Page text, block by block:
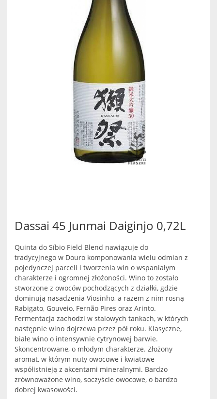
Dassai 45 Junmai Daiginjo 0,72L
Quinta do Síbio Field Blend nawiązuje do
tradycyjnego w Douro komponowania wielu odmian z
pojedynczej parceli i tworzenia win o wspaniałym
charakterze i ogromnej złożoności. Wino to zostało
stworzone z owoców pochodzących z działki, gdzie
dominują nasadzenia Viosinho, a razem z nim rosną
Rabigato, Gouveio, Fernão Pires oraz Arinto.
Fermentacja zachodzi w stalowych tankach, w których
następnie wino dojrzewa przez pół roku. Klasyczne,
białe wino o intensywnie cytrynowej barwie.
Skoncentrowane, o młodym charakterze. Złożony
aromat, w którym nuty owocowe i kwiatowe
współistnieją z akcentami mineralnymi. Bardzo
zrównoważone wino, soczyście owocowe, o bardzo
dobrej kwasowości.